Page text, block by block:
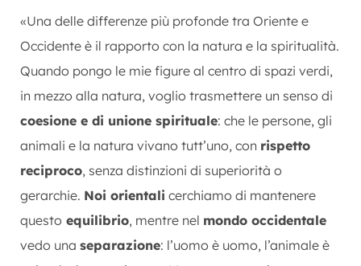
«Una delle differenze più profonde tra Oriente e
Occidente è il rapporto con la natura e la spiritualità.
Quando pongo le mie figure al centro di spazi verdi,
in mezzo alla natura, voglio trasmettere un senso di
coesione e di unione spirituale: che le persone, gli
animali e la natura vivano tutt’uno, con rispetto
reciproco, senza distinzioni di superiorità o
gerarchie. Noi orientali cerchiamo di mantenere
questo equilibrio, mentre nel mondo occidentale
vedo una separazione: l’uomo è uomo, l’animale è